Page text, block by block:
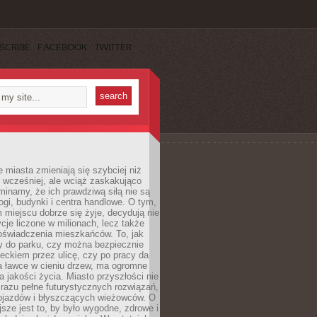
FACEBOOK TWITTER
miasta zmieniają się szybciej niż
wcześniej, ale wciąż zaskakująco
że ich prawdziwą siłą nie są
budynki i centra handlowe. O tym,
miejscu dobrze się żyje, decydują nie
liczone w milionach, lecz także
mieszkańców. To, jak
do parku, czy można bezpiecznie
przez ulicę, czy po pracy da
w cieniu drzew, ma ogromne
jakości życia. Miasto przyszłości nie
pełne futurystycznych rozwiązań,
i błyszczących wieżowców. O
jest to, by było wygodne, zdrowe i